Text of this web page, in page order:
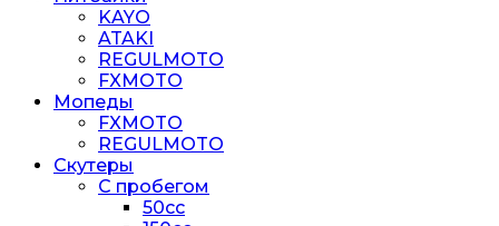
KAYO
ATAKI
REGULMOTO
FXMOTO
Мопеды
FXMOTO
REGULMOTO
Скутеры
С пробегом
50cc